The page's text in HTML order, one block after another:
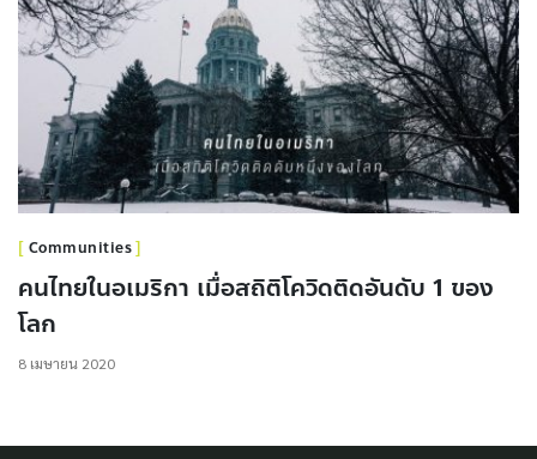
Communities
คนไทยในอเมริกา เมื่อสถิติโควิดติดอันดับ 1 ของ
โลก
8 เมษายน 2020